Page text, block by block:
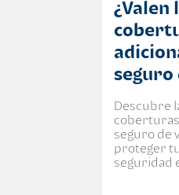
¿Valen
seguro
Descubre
seguro de
proteger
seguridad